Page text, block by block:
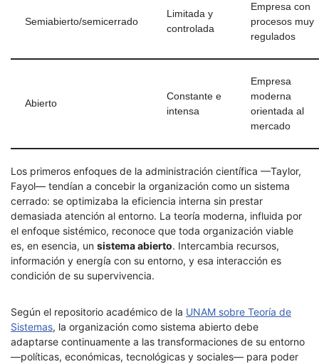
Semiabierto/semicerrado
Limitada y
controlada
Empresa con
procesos muy
regulados
Abierto
Constante e
intensa
Empresa
moderna
orientada al
mercado
Los primeros enfoques de la administración científica —Taylor,
Fayol— tendían a concebir la organización como un sistema
cerrado: se optimizaba la eficiencia interna sin prestar
demasiada atención al entorno. La teoría moderna, influida por
el enfoque sistémico, reconoce que toda organización viable
es, en esencia, un sistema abierto. Intercambia recursos,
información y energía con su entorno, y esa interacción es
condición de su supervivencia.
Según el repositorio académico de la UNAM sobre Teoría de
Sistemas, la organización como sistema abierto debe
adaptarse continuamente a las transformaciones de su entorno
—políticas, económicas, tecnológicas y sociales— para poder